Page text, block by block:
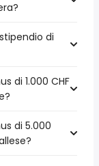
di
di 1.000 CHF
di 5.000